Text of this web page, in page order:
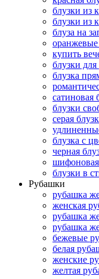
блузки из
блузки из
блуза на
оранжевые
купить
блузки
блузка
сатиновая
блузки
серая
блузка с
черная
шифоновая
блузки в
Рубашки
рубашка
женская
рубашка
рубашка
бежевые
белая
женские
желтая